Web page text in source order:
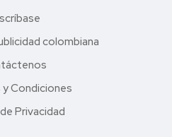
colombiana
y Condiciones
Privacidad